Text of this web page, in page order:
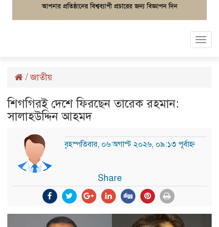
/জাতীয়
শিগগিরই দেশে ফিরছেন তারেক রহমান:
সালাহউদ্দিন আহমদ
বৃহস্পতিবার, ০৬ অগাস্ট ২০২৬, ০৯:১৩ পূর্বাহ্ন
Share